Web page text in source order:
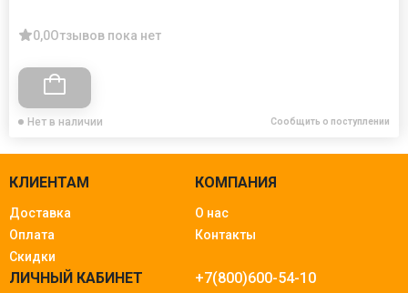
0,0Отзывов пока нет
Нет в наличии Сообщить о поступлении
КЛИЕНТАМ
Доставка
Оплата
Скидки
КОМПАНИЯ
О нас
Контакты
ЛИЧНЫЙ КАБИНЕТ +7(800)600-54-10